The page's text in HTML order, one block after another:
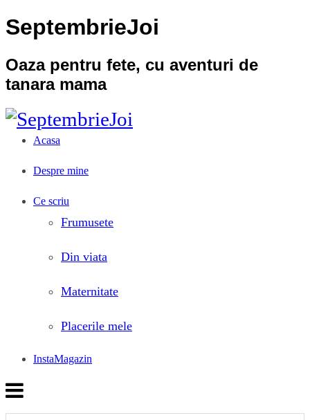
SeptembrieJoi
Oaza pentru fete, cu aventuri de
tanara mama
Acasa
Despre mine
Ce scriu
Frumusete
Din viata
Maternitate
Placerile mele
InstaMagazin